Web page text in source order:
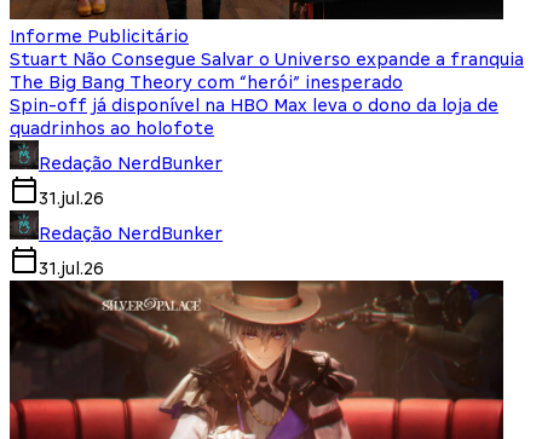
Informe Publicitário
Stuart Não Consegue Salvar o Universo expande a franquia
The Big Bang Theory com “herói” inesperado
Spin-off já disponível na HBO Max leva o dono da loja de
quadrinhos ao holofote
Redação NerdBunker
31.jul.26
Redação NerdBunker
31.jul.26